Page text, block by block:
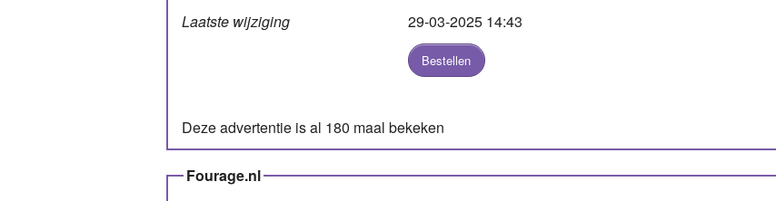
Laatste wijziging
29-03-2025 14:43
Bestellen
Deze advertentie is al 180 maal bekeken
Fourage.nl